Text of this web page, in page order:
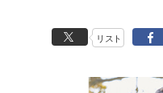
リスト